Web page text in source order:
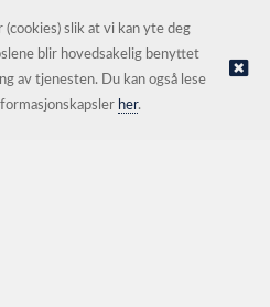
AS |Nettbutikk levert av Kréatif
slik at vi kan yte deg
blir hovedsakelig benyttet
av tjenesten. Du kan også lese
her.